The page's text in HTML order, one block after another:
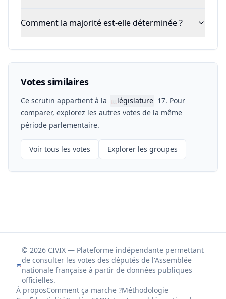
Comment la majorité est-elle déterminée ?
Votes similaires
Ce scrutin appartient à la 📖législature 17. Pour
comparer, explorez les autres votes de la même
période parlementaire.
Voir tous les votes Explorer les groupes
© 2026 CIVIX — Plateforme indépendante permettant
de consulter les votes des députés de l'Assemblée
nationale française à partir de données publiques
officielles.
À proposComment ça marche ?Méthodologie